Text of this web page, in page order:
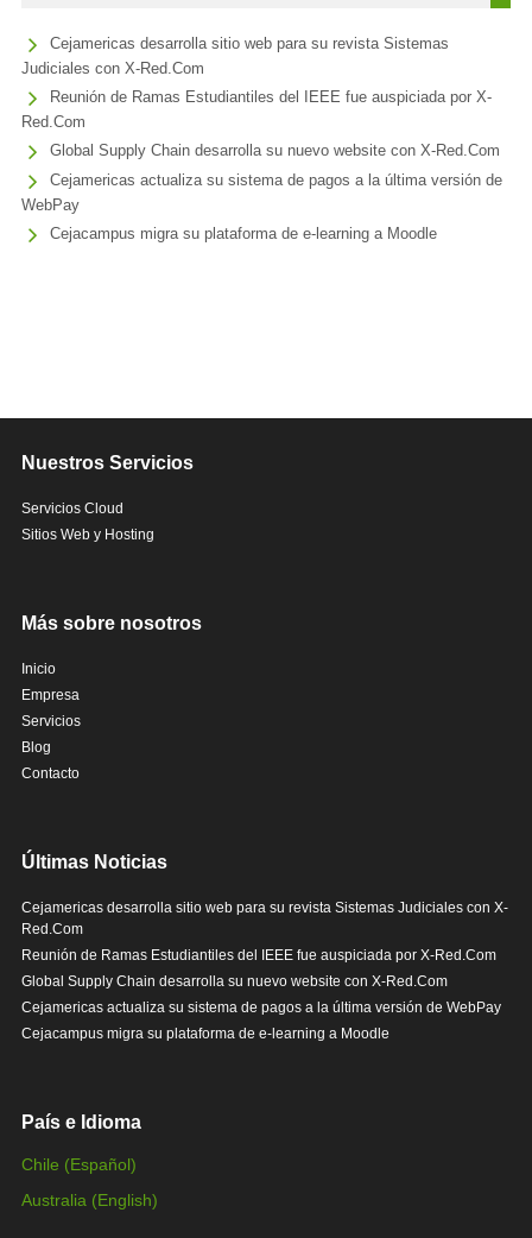
Cejamericas desarrolla sitio web para su revista Sistemas
Judiciales con X-Red.Com
Reunión de Ramas Estudiantiles del IEEE fue auspiciada por X-
Red.Com
Global Supply Chain desarrolla su nuevo website con X-Red.Com
Cejamericas actualiza su sistema de pagos a la última versión de
WebPay
Cejacampus migra su plataforma de e-learning a Moodle
Nuestros Servicios
Servicios Cloud
Sitios Web y Hosting
Más sobre nosotros
Inicio
Empresa
Servicios
Blog
Contacto
Últimas Noticias
Cejamericas desarrolla sitio web para su revista Sistemas Judiciales con X-
Red.Com
Reunión de Ramas Estudiantiles del IEEE fue auspiciada por X-Red.Com
Global Supply Chain desarrolla su nuevo website con X-Red.Com
Cejamericas actualiza su sistema de pagos a la última versión de WebPay
Cejacampus migra su plataforma de e-learning a Moodle
País e Idioma
Chile (Español)
Australia (English)